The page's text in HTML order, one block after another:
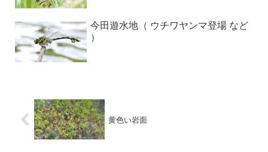
今田遊水地（ ウチワヤンマ登場 など
）
黄色い岩面